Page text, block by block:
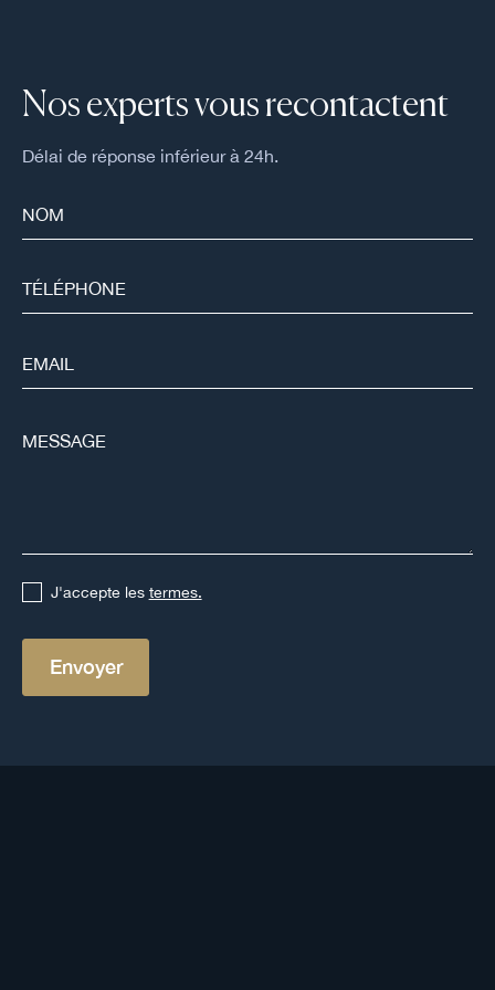
Nos experts vous recontactent
Délai de réponse inférieur à 24h.
J'accepte les termes.